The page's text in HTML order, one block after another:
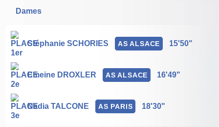
Dames
Stéphanie SCHORIES AS ALSACE 15'50"
Emeine DROXLER AS ALSACE 16'49"
Nadia TALCONE AS PARIS 18'30"